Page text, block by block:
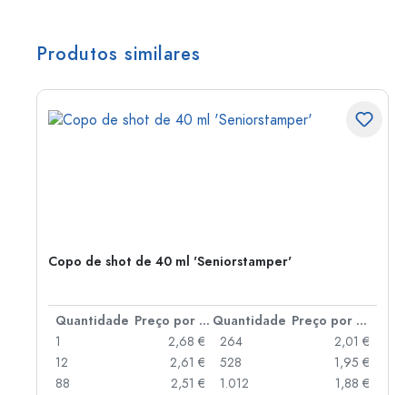
Produtos similares
Copo de shot de 40 ml 'Seniorstamper'
Quantidade Preço por peça Quantidade
Preço por peça
1
2,68 €
12
2,61 €
88
2,51 €
264
2,01 €
528
1,95 €
1.012
1,88 €